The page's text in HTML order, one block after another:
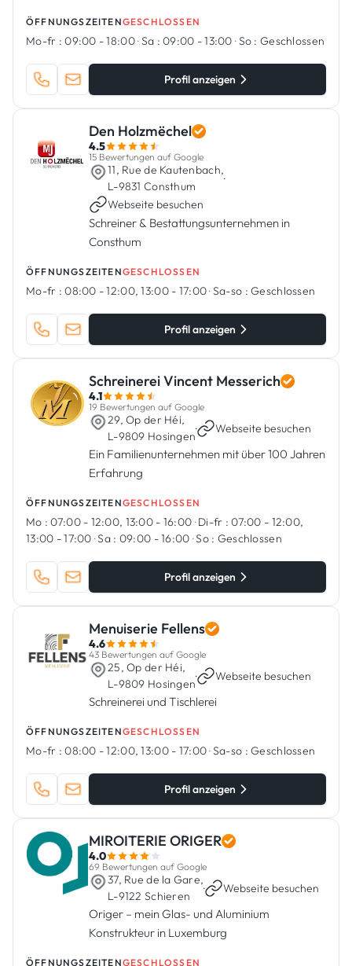
ÖFFNUNGSZEITENGESCHLOSSEN
Mo-fr : 09:00 - 18:00·Sa : 09:00 - 13:00·So : Geschlossen
Profil anzeigen
Den Holzmëchel
4.5
15 Bewertungen auf Google
11, Rue de Kautenbach,
L-9831 Consthum
·
Webseite besuchen
Schreiner & Bestattungsunternehmen in
Consthum
ÖFFNUNGSZEITENGESCHLOSSEN
Mo-fr : 08:00 - 12:00, 13:00 - 17:00·Sa-so : Geschlossen
Profil anzeigen
Schreinerei Vincent Messerich
4.1
19 Bewertungen auf Google
29, Op der Héi,
L-9809 Hosingen
· Webseite besuchen
Ein Familienunternehmen mit über 100 Jahren
Erfahrung
ÖFFNUNGSZEITENGESCHLOSSEN
Mo : 07:00 - 12:00, 13:00 - 16:00 ·Di-fr : 07:00 - 12:00,
13:00 - 17:00 ·Sa : 09:00 - 16:00 ·So : Geschlossen
Profil anzeigen
Menuiserie Fellens
4.6
43 Bewertungen auf Google
25, Op der Héi,
L-9809 Hosingen
· Webseite besuchen
Schreinerei und Tischlerei
ÖFFNUNGSZEITENGESCHLOSSEN
Mo-fr : 08:00 - 12:00, 13:00 - 17:00·Sa-so : Geschlossen
Profil anzeigen
MIROITERIE ORIGER
4.0
69 Bewertungen auf Google
37, Rue de la Gare,
L-9122 Schieren
· Webseite besuchen
Origer – mein Glas- und Aluminium
Konstrukteur in Luxemburg
ÖFFNUNGSZEITENGESCHLOSSEN